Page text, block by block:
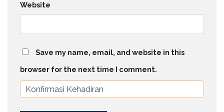
Website
Save my name, email, and website in this
browser for the next time I comment.